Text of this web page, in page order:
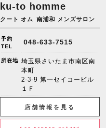
ku-to homme
クート オム 南浦和 メンズサロン
予約
TEL
048-633-7515
所在地 埼玉県さいたま市南区南
本町
2-3-9 第一セイコービル
１Ｆ
店舗情報を見る